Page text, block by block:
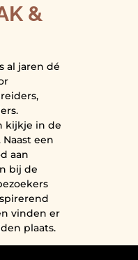
&
al jaren dé
kijkje in de
een
aan
bij de
vinden er
plaats.